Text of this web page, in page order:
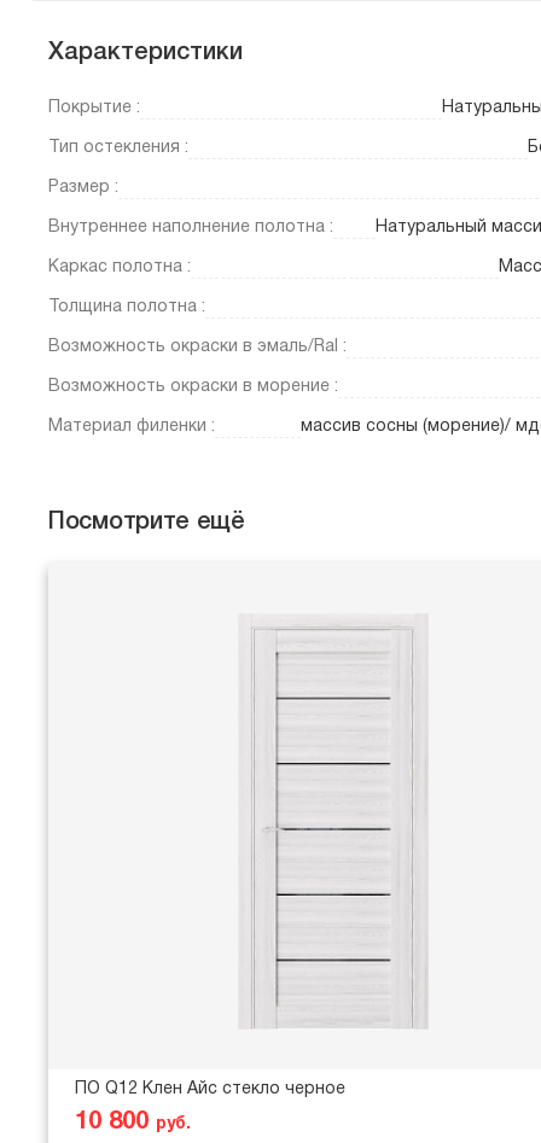
Характеристики
Покрытие :
Тип остекления :
Размер :
Внутреннее наполнение полотна : Натуральный
Каркас полотна :
Толщина полотна :
Возможность окраски в эмаль/Ral :
Возможность окраски в морение :
Материал филенки : массив сосны (морение)/
Посмотрите ещё
ПО Q12 Клен Айс стекло черное
10 800 руб.